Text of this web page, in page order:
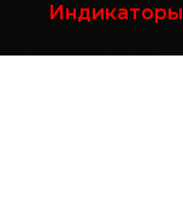
Индикаторы